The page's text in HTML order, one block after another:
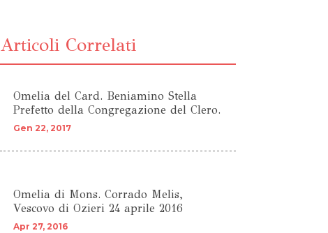
Articoli Correlati
Omelia del Card. Beniamino Stella
Prefetto della Congregazione del Clero.
Gen 22, 2017
Omelia di Mons. Corrado Melis,
Vescovo di Ozieri 24 aprile 2016
Apr 27, 2016